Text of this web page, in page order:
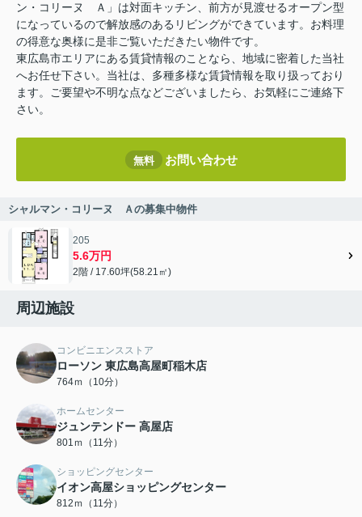
ン・コリーヌ Ａ」は対面キッチン、前方が見渡せるオープン型
になっているので解放感のあるリビングができています。お料理
の得意な奥様に是非ご覧いただきたい物件です。
東広島市エリアにある賃貸情報のことなら、地域に密着した当社
へお任せ下さい。当社は、多種多様な賃貸情報を取り扱っており
ます。ご要望や不明な点などございましたら、お気軽にご連絡下
さい。
無料 お問い合わせ
シャルマン・コリーヌ Ａの募集中物件
205
5.6万円
2階 / 17.60坪(58.21㎡)
周辺施設
コンビニエンスストア
ローソン 東広島高屋町稲木店
764ｍ（10分）
ホームセンター
ジュンテンドー 高屋店
801ｍ（11分）
ショッピングセンター
イオン高屋ショッピングセンター
812ｍ（11分）